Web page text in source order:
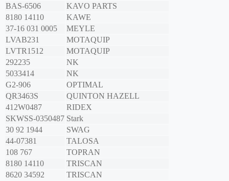
BAS-6506
KAVO PARTS
8180 14110
KAWE
37-16 031 0005
MEYLE
LVAB231
MOTAQUIP
LVTR1512
MOTAQUIP
292235
NK
5033414
NK
G2-906
OPTIMAL
QR3463S
QUINTON HAZELL
412W0487
RIDEX
SKWSS-0350487 Stark
30 92 1944
SWAG
44-07381
TALOSA
108 767
TOPRAN
8180 14110
TRISCAN
8620 34592
TRISCAN